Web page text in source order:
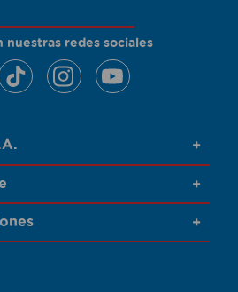
nuestras redes sociales
+
+
+